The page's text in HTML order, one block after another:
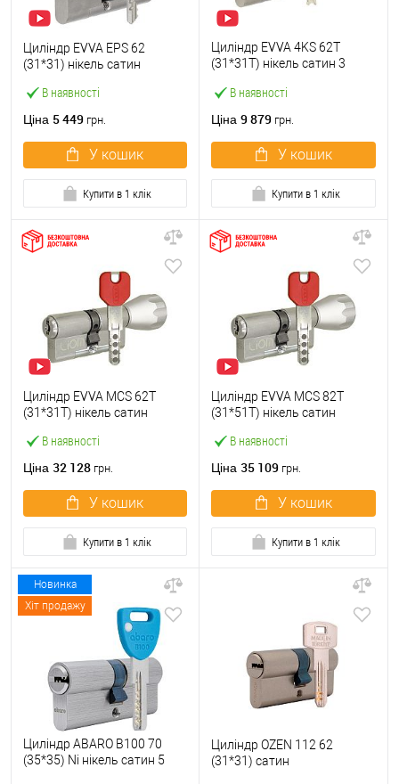
В наявності
Циліндр EVVA EPS 62
(31*31) нікель сатин
Ціна 5 449 грн.
У кошик
Купити в 1 клік
В наявності
Циліндр EVVA 4KS 62T
(31*31T) нікель сатин 3
Ціна 9 879 грн.
У кошик
Купити в 1 клік
В наявності
Циліндр EVVA MCS 62T
(31*31T) нікель сатин
Ціна 32 128 грн.
У кошик
Купити в 1 клік
В наявності
Циліндр EVVA MCS 82T
(31*51T) нікель сатин
Ціна 35 109 грн.
У кошик
Купити в 1 клік
Новинка
Хіт продажу
Циліндр ABARO B100 70
(35*35) Ni нікель сатин 5
Циліндр OZEN 112 62
(31*31) сатин